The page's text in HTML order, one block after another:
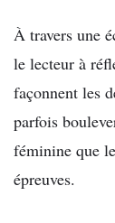
À travers une
le lecteur à
façonnent les
parfois
féminine que
épreuves.